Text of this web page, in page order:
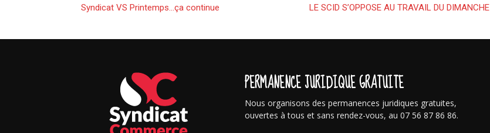
Syndicat VS Printemps…ça continue LE SCID S’OPPOSE AU TRAVAIL DU DIMANCHE
PERMANENCE JURIDIQUE GRATUITE
Nous organisons des permanences juridiques gratuites,
ouvertes à tous et sans rendez-vous, au 07 56 87 86 86.